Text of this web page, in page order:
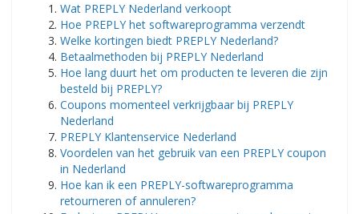
Wat PREPLY Nederland verkoopt
Hoe PREPLY het softwareprogramma verzendt
Welke kortingen biedt PREPLY Nederland?
Betaalmethoden bij PREPLY Nederland
Hoe lang duurt het om producten te leveren die zijn
besteld bij PREPLY?
Coupons momenteel verkrijgbaar bij PREPLY
Nederland
PREPLY Klantenservice Nederland
Voordelen van het gebruik van een PREPLY coupon
in Nederland
Hoe kan ik een PREPLY-softwareprogramma
retourneren of annuleren?